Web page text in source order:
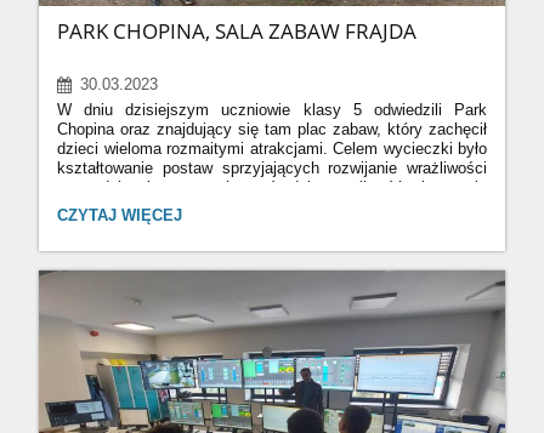
PARK CHOPINA, SALA ZABAW FRAJDA
30.03.2023
W dniu dzisiejszym uczniowie klasy 5 odwiedzili Park
Chopina oraz znajdujący się tam plac zabaw, który zachęcił
dzieci wieloma rozmaitymi atrakcjami. Celem wycieczki było
kształtowanie postaw sprzyjających rozwijanie wrażliwości
przyrodniczej poprzez bezpośrednią możliwość obcowania
ze zwierzętami. Ścieżka edukacyjna dała dzieciom
możliwość wzbogacenia wiadomości na temat świata
możliwość bezpośredniego kontaktu ze zwierzętami.
Uczniowie odwiedzili także salę zabaw Fraja, gdzie czekało
na nich wiele ciekawych atrakcji. Wycieczka była okazją
do lepszej integracji dzieci. Pozostawiła po sobie wiele
miłych wspomniń i zdjęć.
PARK
SALA
ZABAW
CZYTAJ WIĘCEJ